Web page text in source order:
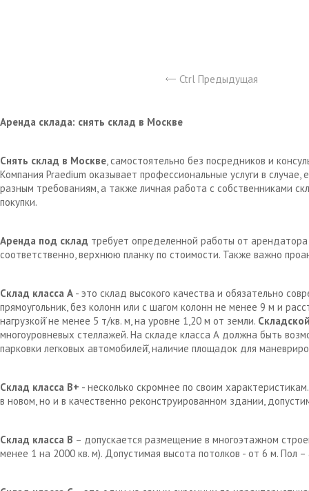
Ctrl Предыдущая
Аренда склада: снять склад в Москве
Снять склад в Москве, самостоятельно без посредников и
Компания Praedium оказывает профессиональные услуги в
разным требованиям, а также личная работа с собственниками
покупки.
Аренда под склад требует определенной работы от
соответственно, верхнюю планку по стоимости. Также важно
Склад класса А - это склад высокого качества и обязательно
прямоугольник, без колонн или с шагом колонн не менее 9 м и
нагрузкой̆ не менее 5 т/кв. м, на уровне 1,20 м от земли.
многоуровневых стеллажей. На складе класса А должна быть
парковки легковых автомобилей̆, наличие площадок для
Склад класса В+ - несколько скромнее по своим
в новом, но и в качественно реконструированном здании,
Склад класса В – допускается размещение в многоэтажном
менее 1 на 2000 кв. м). Допустимая высота потолков - от 6 м. Пол